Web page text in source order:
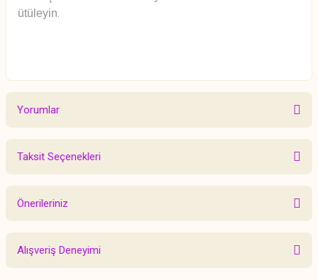
ütüleyin.
Yorumlar
Taksit Seçenekleri
Önerileriniz
Bu ürünün fiyat bilgisi, resim, ürün açıklamalarında ve diğer konularda
yetersiz gördüğünüz noktaları öneri formunu kullanarak tarafımıza
Alışveriş Deneyimi